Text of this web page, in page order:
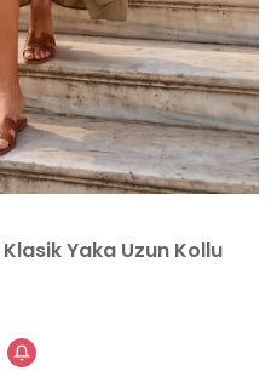
Yaka Uzun Kollu